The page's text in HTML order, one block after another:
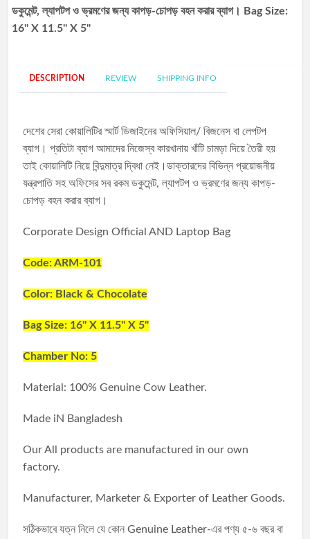
ডকুমেন্ট, ল্যাপটপ ও ভ্রমণের জন্য কাপড়-চোপড় বহন করার ব্যাগ। Bag Size:
16'' X 11.5'' X 5"
DESCRIPTION REVIEW SHIPPING INFO
দেশের সেরা কোয়ালিটির স্মার্ট ডিজাইনের অফিসিয়াল/ বিজনেস বা লেপটপ
ব্যাগ। প্রতিটা ব্যাগ আমাদের নিজেস্ব কারখানায় খাঁটি চামড়া দিয়ে তৈরী হয়
তাই কোয়ালিটি নিয়ে বিন্দুমাত্র দ্বিধা নেই।ডাক্তারদের বিভিন্ন প্রয়োজনীয়
যন্ত্রপাতি সহ অফিসের সব রকম ডকুমেন্ট, ল্যাপটপ ও ভ্রমণের জন্য কাপড়-
চোপড় বহন করার ব্যাগ।
Corporate Design Official AND Laptop Bag
Code: ARM-101
Color: Black & Chocolate
Bag Size: 16'' X 11.5'' X 5"
Chamber No: 5
Material: 100% Genuine Cow Leather.
Made iN Bangladesh
Our All products are manufactured in our own
factory.
Manufacturer, Marketer & Exporter of Leather Goods.
সঠিকভাবে যত্ন নিলে যে কোন Genuine Leather-এর পণ্য ৫-৬ বছর বা